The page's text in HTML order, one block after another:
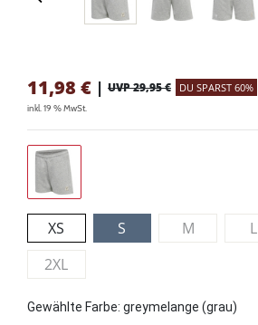
11,98 € | UVP 29,95 € DU SPARST 60%
inkl. 19 % MwSt.
XS S M L
2XL
Gewählte Farbe: greymelange (grau)